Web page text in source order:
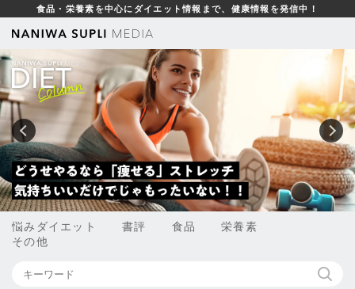
食品・栄養素を中心にダイエット情報まで、健康情報を発信中！
悩み ダイエット 書評 食品
栄養素
その他